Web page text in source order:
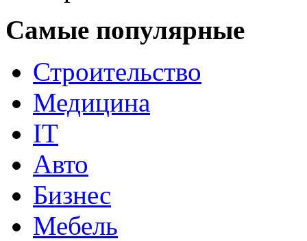
Самые популярные
Строительство
Медицина
IT
Авто
Бизнес
Мебель